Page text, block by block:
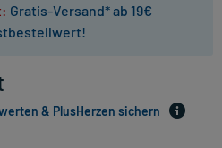
Gratis-Versand* ab 19€
& PlusHerzen sichern